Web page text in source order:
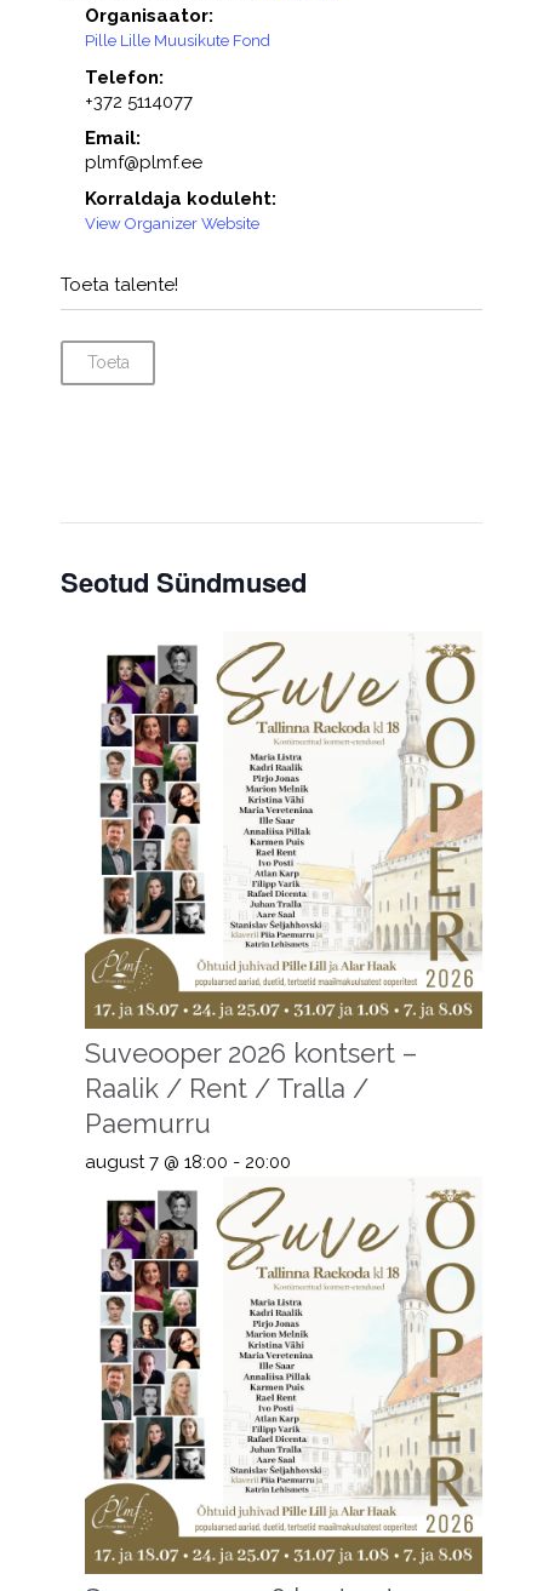
Organisaator:
Pille Lille Muusikute Fond
Telefon:
+372 5114077
Email:
plmf@plmf.ee
Korraldaja koduleht:
View Organizer Website
Toeta talente!
Toeta
Seotud Sündmused
Suveooper 2026 kontsert –
Raalik / Rent / Tralla /
Paemurru
august 7 @ 18:00 - 20:00